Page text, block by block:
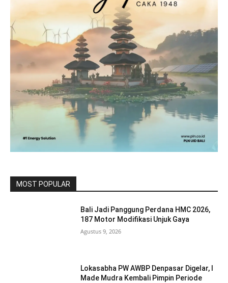
MOST POPULAR
Bali Jadi Panggung Perdana HMC 2026,
187 Motor Modifikasi Unjuk Gaya
Agustus 9, 2026
Lokasabha PW AWBP Denpasar Digelar, I
Made Mudra Kembali Pimpin Periode